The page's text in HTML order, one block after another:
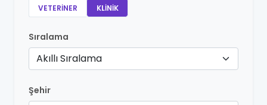
VETERINER KLINIK
Sıralama
Akıllı Sıralama
Şehir